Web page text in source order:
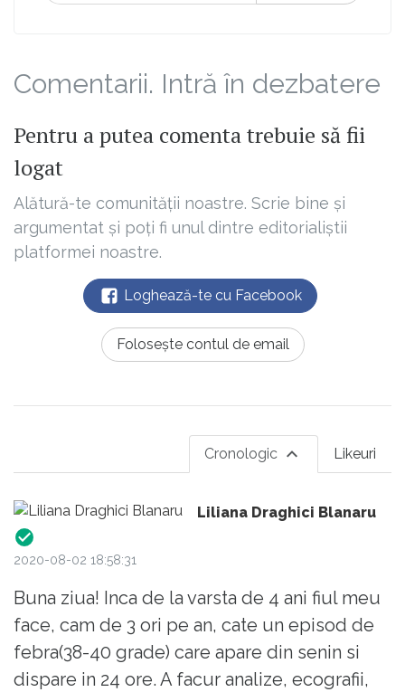
Comentarii. Intră în dezbatere
Pentru a putea comenta trebuie să fii
logat
Alătură-te comunității noastre. Scrie bine și
argumentat și poți fi unul dintre editorialiștii
platformei noastre.
Loghează-te cu Facebook
Folosește contul de email
Likeuri
Cronologic
Liliana Draghici Blanaru
2020-08-02 18:58:31
Buna ziua! Inca de la varsta de 4 ani fiul meu
face, cam de 3 ori pe an, cate un episod de
febra(38-40 grade) care apare din senin si
dispare in 24 ore. A facur analize, ecografii,